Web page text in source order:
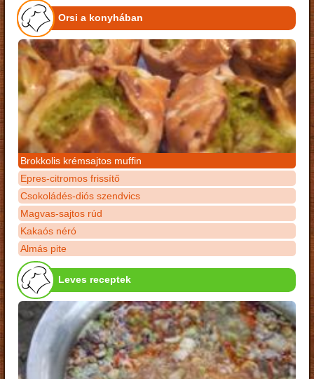
Orsi a konyhában
Brokkolis krémsajtos muffin
Epres-citromos frissítő
Csokoládés-diós szendvics
Magvas-sajtos rúd
Kakaós néró
Almás pite
Leves receptek